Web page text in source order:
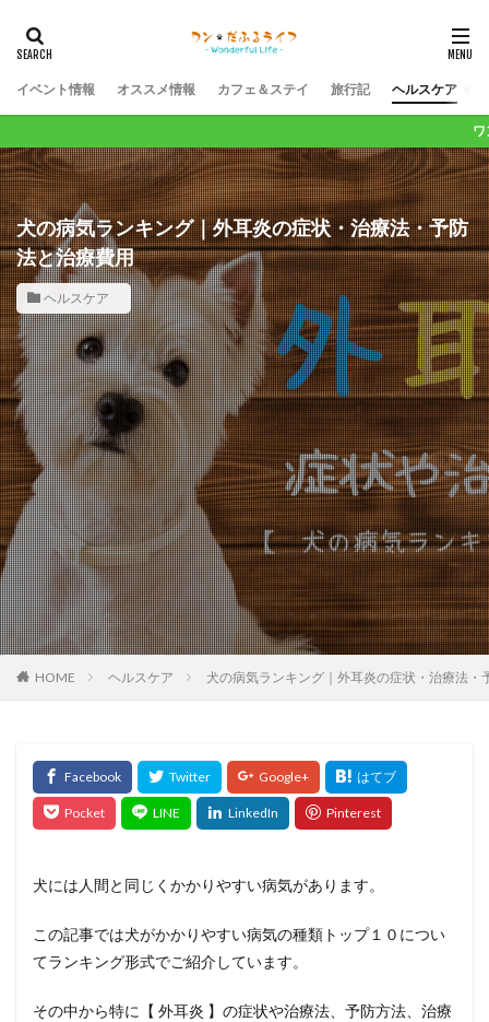
イベント情報 オススメ情報 カフェ＆ステイ 旅行記 ヘルスケア
ワンコライフが１０
犬の病気ランキング｜外耳炎の症状・治療法・予防
法と治療費用
ヘルスケア
HOME ヘルスケア 犬の病気ランキング｜外耳炎の症状・治療法・
犬には人間と同じくかかりやすい病気があります。
この記事では犬がかかりやすい病気の種類トップ１０につい
てランキング形式でご紹介しています。
その中から特に【 外耳炎 】の症状や治療法、予防方法、治療